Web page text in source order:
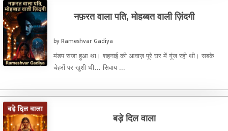
नफ़रत वाला पति, मोहब्बत वाली ज़िंदगी
by Rameshvar Gadiya
मंडप सजा हुआ था। शहनाई की आवाज़ पूरे घर में गूंज रही थी। सबके
चेहरों पर खुशी थी… सिवाय ...
बड़े दिल वाला